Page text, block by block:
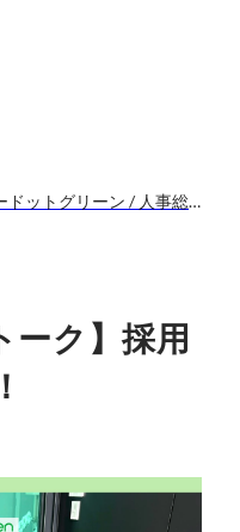
株式会社エスプールブルードットグリーン / 人事総務部人事課
ーク】採用